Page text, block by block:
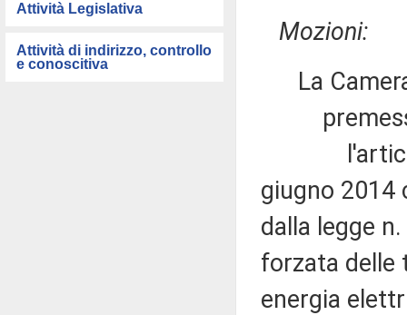
Attività Legislativa
Attività di indirizzo, controllo
e conoscitiva
Mozioni:
La
l'articolo
giugno 2014
dalla legge
forzata delle
energia